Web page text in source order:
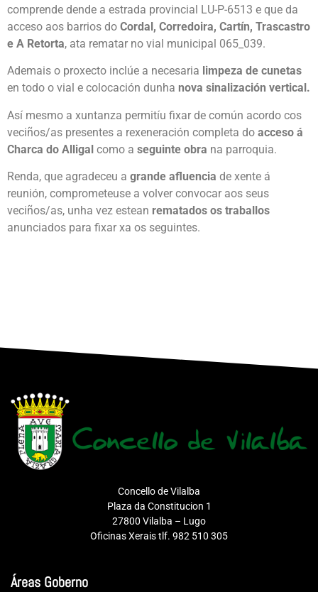
comprende dende a estrada provincial LU-P-6513 e que da
acceso aos barrios do Cordal, Corredoira, Cartín, Trascastro
e A Retorta, ata rematar no vial municipal 065_039.
Ademais o proxecto inclúe a necesaria limpeza de cunetas
en todo o vial e colocación dunha nova sinalización vertical.
Así mesmo a xuntanza permitíu fixar de común acordo cos
veciños/as presentes a rexeneración completa do acceso á
Charca do Alligal como a seguinte obra na parroquia.
Renda, que agradeceu a grande afluencia de xente á
reunión, comprometeuse a volver convocar aos seus
veciños/as, unha vez estean rematados os traballos
anunciados para fixar xa os seguintes.
Concello de Vilalba
Plaza da Constitucion 1
27800 Vilalba – Lugo
Oficinas Xerais tlf. 982 510 305
Áreas Goberno